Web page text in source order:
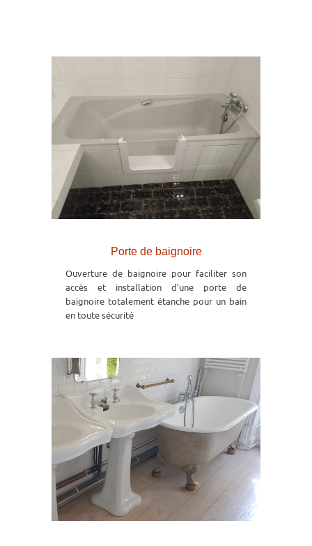
Porte de baignoire
Ouverture de baignoire pour faciliter son
accès et installation d’une porte de
baignoire totalement étanche pour un bain
en toute sécurité